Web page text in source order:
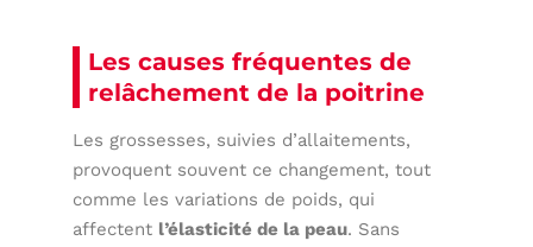
Les causes fréquentes de
relâchement de la poitrine
Les grossesses, suivies d’allaitements,
provoquent souvent ce changement, tout
comme les variations de poids, qui
affectent l’élasticité de la peau. Sans